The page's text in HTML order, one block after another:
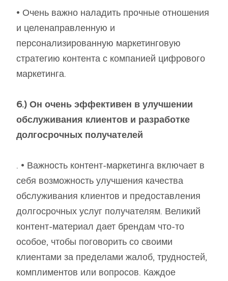
• Очень важно наладить прочные отношения
и целенаправленную и
персонализированную маркетинговую
стратегию контента с компанией цифрового
маркетинга.
6.) Он очень эффективен в улучшении
обслуживания клиентов и разработке
долгосрочных получателей
. • Важность контент-маркетинга включает в
себя возможность улучшения качества
обслуживания клиентов и предоставления
долгосрочных услуг получателям. Великий
контент-материал дает брендам что-то
особое, чтобы поговорить со своими
клиентами за пределами жалоб, трудностей,
комплиментов или вопросов. Каждое